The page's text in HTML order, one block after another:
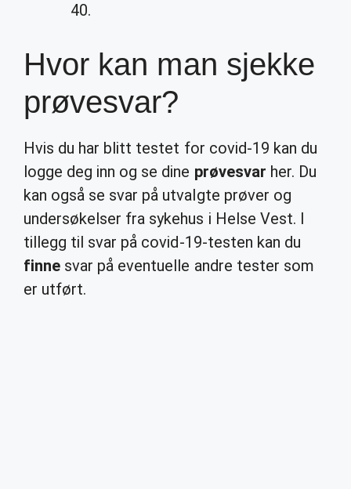
40.
Hvor kan man sjekke
prøvesvar?
Hvis du har blitt testet for covid-19 kan du
logge deg inn og se dine prøvesvar her. Du
kan også se svar på utvalgte prøver og
undersøkelser fra sykehus i Helse Vest. I
tillegg til svar på covid-19-testen kan du
finne svar på eventuelle andre tester som
er utført.